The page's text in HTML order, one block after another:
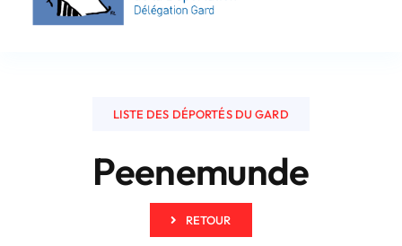
AFMD 30
LISTE DES DÉPORTÉS DU GARD
Peenemunde
RETOUR